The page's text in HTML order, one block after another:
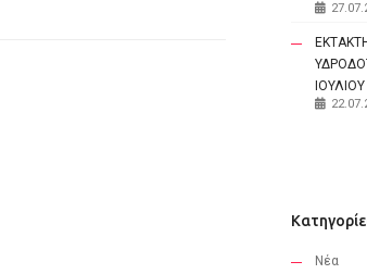
ΙΟΥΛΙΟΥ
Νέα